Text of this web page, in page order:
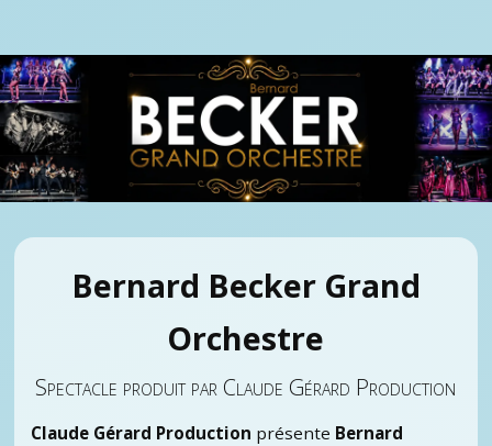
Bernard Becker Grand
Orchestre
Spectacle produit par Claude Gérard Production
Claude Gérard Production présente Bernard